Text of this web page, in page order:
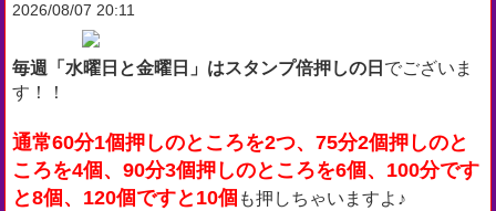
2026/08/07 20:11
毎週「水曜日と金曜日」はスタンプ倍押しの日 でございま
す！！
通常60分1個押しのところを2つ、75分2個押しのと
ころを4個、90分3個押しのところを6個、100分です
と8個、120個ですと10個 も押しちゃいますよ♪